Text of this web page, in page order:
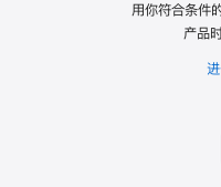
用你符合条件
产品